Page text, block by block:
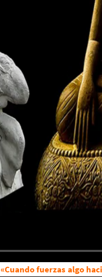
«Cuando fuerzas algo